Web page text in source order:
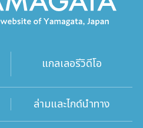
แกลเลอรีวิดีโอ
ล่ามและไกด์นำทาง